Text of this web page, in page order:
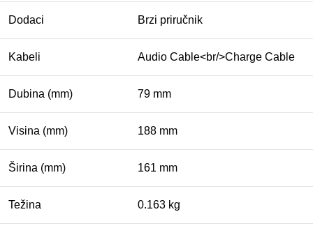
Dodaci Brzi priručnik
Kabeli Audio Cable<br/>Charge Cable
Dubina (mm) 79 mm
Visina (mm) 188 mm
Širina (mm) 161 mm
Težina 0.163 kg